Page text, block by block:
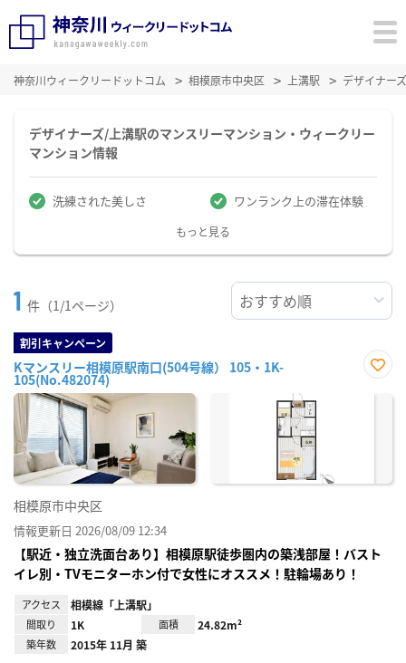
神奈川ウィークリードットコム 相模原市中央区 上溝駅 デザイナー
デザイナーズ/上溝駅のマンスリーマンション・ウィークリー
マンション情報
洗練された美しさ ワンランク上の滞在体験
もっと見る
1 件（1/1ページ）
割引キャンペーン
Kマンスリー相模原駅南口(504号線） 105・1K-
105(No.482074)
に入
相模原市中央区
情報更新日 2026/08/09 12:34
【駅近・独立洗面台あり】相模原駅徒歩圏内の築浅部屋！バスト
イレ別・TVモニターホン付で女性にオススメ！駐輪場あり！
アクセス 相模線「上溝駅」
間取り 1K 面積 24.82m²
築年数 2015年 11月 築